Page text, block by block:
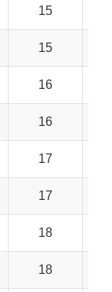
15
15
16
16
17
17
18
18